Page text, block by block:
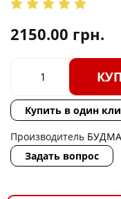
2150.00 грн.
Купить в один
Производитель
Задать вопрос